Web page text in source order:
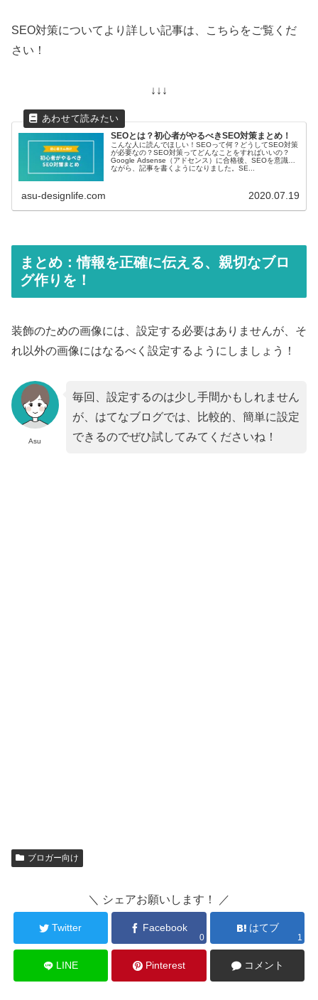
SEO対策についてより詳しい記事は、こちらをご覧くだ
さい！
↓↓↓
SEOとは？初心者がやるべきSEO対策まとめ！
こんな人に読んでほしい！SEOって何？どうしてSEO対策
が必要なの？SEO対策ってどんなことをすればいいの？
Google Adsense（アドセンス）に合格後、SEOを意識し
ながら、記事を書くようになりました。SE...
asu-designlife.com 2020.07.19
まとめ：情報を正確に伝える、親切なブロ
グ作りを！
装飾のための画像には、設定する必要はありませんが、そ
れ以外の画像にはなるべく設定するようにしましょう！
Asu
毎回、設定するのは少し手間かもしれません
が、はてなブログでは、比較的、簡単に設定
できるのでぜひ試してみてくださいね！
ブロガー向け
＼ シェアお願いします！ ／
Twitter Facebook
0
はてブ
1
LINE Pinterest コメント